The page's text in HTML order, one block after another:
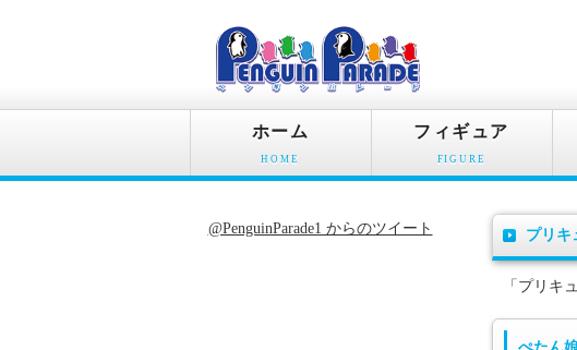
ホーム
HOME
フィギュア
FIGURE
プリキ
「プリキ
@PenguinParade1 からのツイート